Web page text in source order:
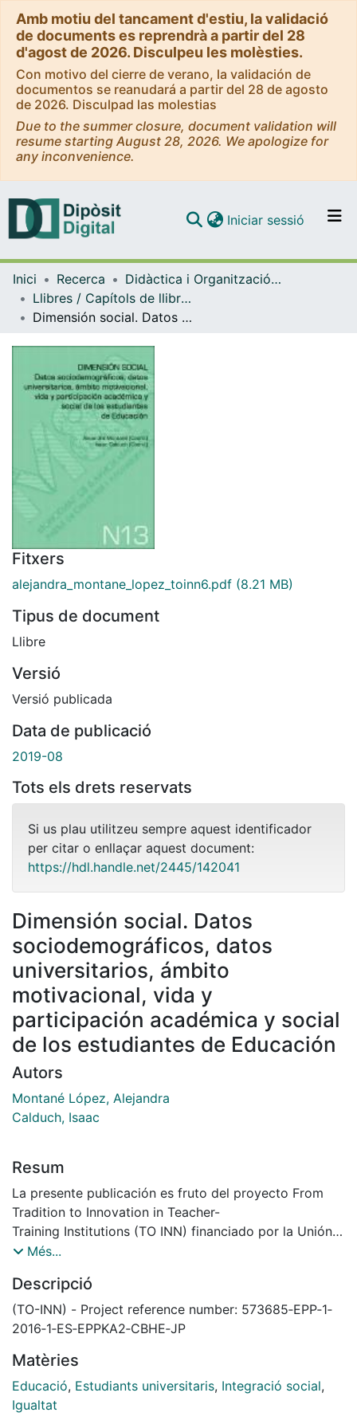
Amb motiu del tancament d'estiu, la validació
de documents es reprendrà a partir del 28
d'agost de 2026. Disculpeu les molèsties.
Con motivo del cierre de verano, la validación de
documentos se reanudará a partir del 28 de agosto
de 2026. Disculpad las molestias
Due to the summer closure, document validation will
resume starting August 28, 2026. We apologize for
any inconvenience.
Navega per tot el DD
Iniciar sessió (current)
Inici Recerca
Didàctica i Organització Educativa
Llibres / Capítols de llibre (Didàctica i Organització Educativa)
Dimensión social. Datos sociodemográficos, datos universitarios, ámbito motivacional, vida y participación académica y social de los estudiantes de Educación
Fitxers
alejandra_montane_lopez_toinn6.pdf (8.21 MB)
Tipus de document
Llibre
Versió
Versió publicada
Data de publicació
2019-08
Tots els drets reservats
Si us plau utilitzeu sempre aquest identificador
per citar o enllaçar aquest document:
https://hdl.handle.net/2445/142041
Dimensión social. Datos
sociodemográficos, datos
universitarios, ámbito
motivacional, vida y
participación académica y social
de los estudiantes de Educación
Autors
Montané López, Alejandra
Calduch, Isaac
Resum
La presente publicación es fruto del proyecto From
Tradition to Innovation in Teacher-
Training Institutions (TO INN) financiado por la Unión
Europea a través del programa
participan 21 instituciones de
Educación Superior y un centro de formación de siete
países de América Latina
Bolivia y Paraguay) y cinco países
de la UE (España, Italia, Holanda, Francia y Portugal).
En el presente documento tratamos sobre la
Més...
Descripció
(TO-INN) - Project reference number: 573685‐EPP‐1‐
2016‐1‐ES‐EPPKA2‐CBHE‐JP
Matèries
Educació, Estudiants universitaris, Integració social,
Igualtat